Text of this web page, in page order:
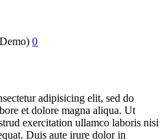
0
adipisicing elit, sed do
et dolore magna aliqua. Ut
exercitation ullamco laboris nisi
Duis aute irure dolor in